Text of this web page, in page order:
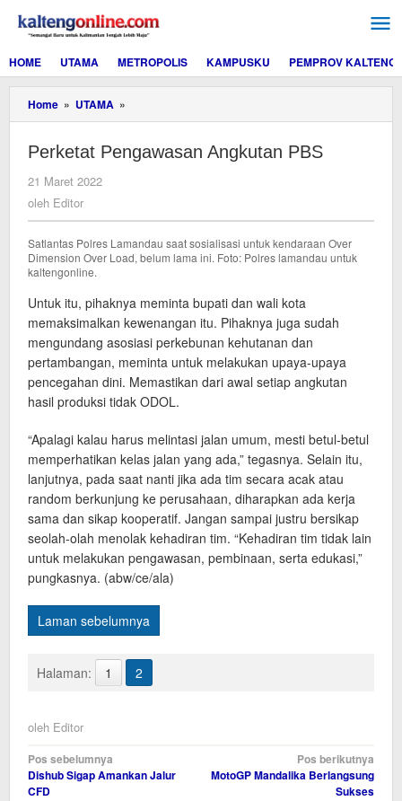
konten
HOME
UTAMA METROPOLIS KAMPUSKU PEMPROV KALTENG
Home » UTAMA »
Pengawasan
PBS
Perketat Pengawasan Angkutan PBS
21 Maret 2022
oleh Editor
Satlantas Polres Lamandau saat sosialisasi untuk kendaraan Over
Dimension Over Load, belum lama ini. Foto: Polres lamandau untuk
kaltengonline.
Untuk itu, pihaknya meminta bupati dan wali kota
memaksimalkan kewenangan itu. Pihaknya juga sudah
mengundang asosiasi perkebunan kehutanan dan
pertambangan, meminta untuk melakukan upaya-upaya
pencegahan dini. Memastikan dari awal setiap angkutan
hasil produksi tidak ODOL.
“Apalagi kalau harus melintasi jalan umum, mesti betul-betul
memperhatikan kelas jalan yang ada,” tegasnya. Selain itu,
lanjutnya, pada saat nanti jika ada tim secara acak atau
random berkunjung ke perusahaan, diharapkan ada kerja
sama dan sikap kooperatif. Jangan sampai justru bersikap
seolah-olah menolak kehadiran tim. “Kehadiran tim tidak lain
untuk melakukan pengawasan, pembinaan, serta edukasi,”
pungkasnya. (abw/ce/ala)
Laman sebelumnya
Halaman: 1 2
oleh Editor
Navigasi
pos
Pos sebelumnya
Dishub Sigap Amankan Jalur
CFD
Pos berikutnya
MotoGP Mandalika Berlangsung
Sukses